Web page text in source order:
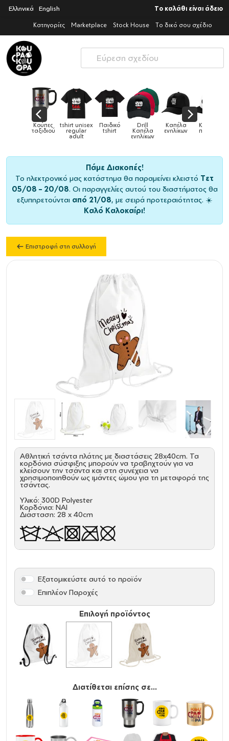
Ελληνικά English Το καλάθι είναι άδειο
Κατηγορίες Marketplace Stock House Το δικό σου σχέδιο
Παιδικό
tshirt
Drill
Καπέλα
ενηλίκων
Καπέλα
ενηλίκων
Καπέλα
παιδικά Κούπες Κούπες
ειδικές
Πάμε Διακοπές!
Το ηλεκτρονικό μας κατάστημα θα παραμείνει κλειστό Τετ
05/08 – 20/08. Οι παραγγελίες αυτού του διαστήματος θα
εξυπηρετούνται από 21/08, με σειρά προτεραιότητας. ☀️
Καλό Καλοκαίρι!
Επιστροφή στη συλλογή
Αθλητική τσάντα πλάτης με διαστάσεις 28x40cm. Τα
κορδόνια σύσφιξης μπορούν να τραβηχτούν για να
κλείσουν την τσάντα και στη συνέχεια να
χρησιμοποιηθούν ως ιμάντες ώμου για τη μεταφορά της
τσάντας.
Υλικό: 300D Polyester
Κορδόνια: ΝΑΙ
Διάσταση: 28 x 40cm
Επιλογή προϊόντος
Εξατομικεύστε αυτό το προϊόν
Επιπλέον Παροχές
Διατίθεται επίσης σε...